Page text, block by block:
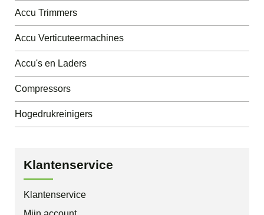
Accu Trimmers
Accu Verticuteermachines
Accu's en Laders
Compressors
Hogedrukreinigers
Klantenservice
Klantenservice